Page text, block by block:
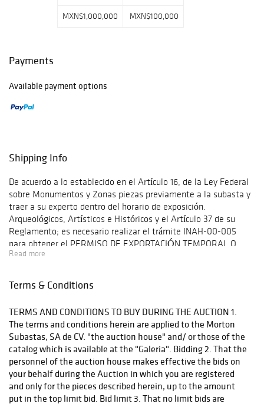
MXN$1,000,000 MXN$100,000
Payments
Available payment options
Shipping Info
De acuerdo a lo establecido en el Artículo 16, de la Ley Federal
sobre Monumentos y Zonas piezas previamente a la subasta y
traer a su experto dentro del horario de exposición.
Arqueológicos, Artísticos e Históricos y el Artículo 37 de su
Reglamento; es necesario realizar el trámite INAH-00-005
para obtener el PERMISO DE EXPORTACIÓN TEMPORAL O
DEFINITIVA DE MONUMENTOS O BIENES MUEBLES
a www.tramites.inah.gob.mx en la opción de exportación y
This shipping company will be able to answer any questions you
may have in regards to delivery, either before or after the
auction has been completed.
Read more
Terms & Conditions
TERMS AND CONDITIONS TO BUY DURING THE AUCTION 1.
The terms and conditions herein are applied to the Morton
Subastas, SA de CV. "the auction house" and/ or those of the
catalog which is available at the "Galeria". Bidding 2. That the
personnel of the auction house makes effective the bids on
your behalf during the Auction in which you are registered
and only for the pieces described herein, up to the amount
put in the top limit bid. Bid limit 3. That no limit bids are